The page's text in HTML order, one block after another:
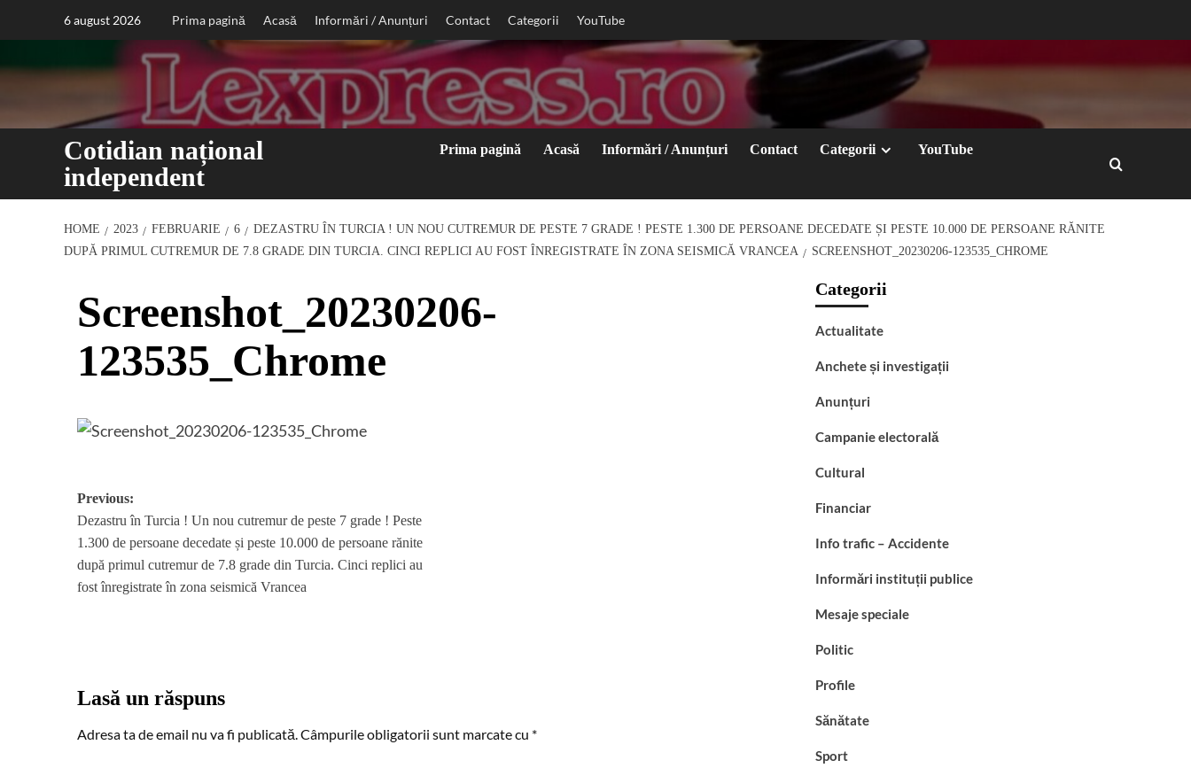
6 august 2026 Prima pagină Acasă Informări / Anunțuri Contact Categorii YouTube
Cotidian național
independent
Prima pagină Acasă Informări / Anunțuri Contact Categorii YouTube
HOME 2023 FEBRUARIE 6
DEZASTRU ÎN TURCIA ! UN NOU CUTREMUR DE PESTE 7 GRADE ! PESTE 1.300 DE PERSOANE DECEDATE ȘI PESTE 10.000 DE PERSOANE RĂNITE
DUPĂ PRIMUL CUTREMUR DE 7.8 GRADE DIN TURCIA. CINCI REPLICI AU FOST ÎNREGISTRATE ÎN ZONA SEISMICĂ VRANCEA
SCREENSHOT_20230206-123535_CHROME
Screenshot_20230206-
123535_Chrome
Post
navigation
Previous:
Dezastru în Turcia ! Un nou cutremur de peste 7 grade ! Peste
1.300 de persoane decedate și peste 10.000 de persoane rănite
după primul cutremur de 7.8 grade din Turcia. Cinci replici au
fost înregistrate în zona seismică Vrancea
Lasă un răspuns
Adresa ta de email nu va fi publicată.Câmpurile obligatorii sunt marcate cu *
Categorii
Actualitate
Anchete și investigații
Anunțuri
Campanie electorală
Cultural
Financiar
Info trafic – Accidente
Informări instituții publice
Mesaje speciale
Politic
Profile
Sănătate
Sport